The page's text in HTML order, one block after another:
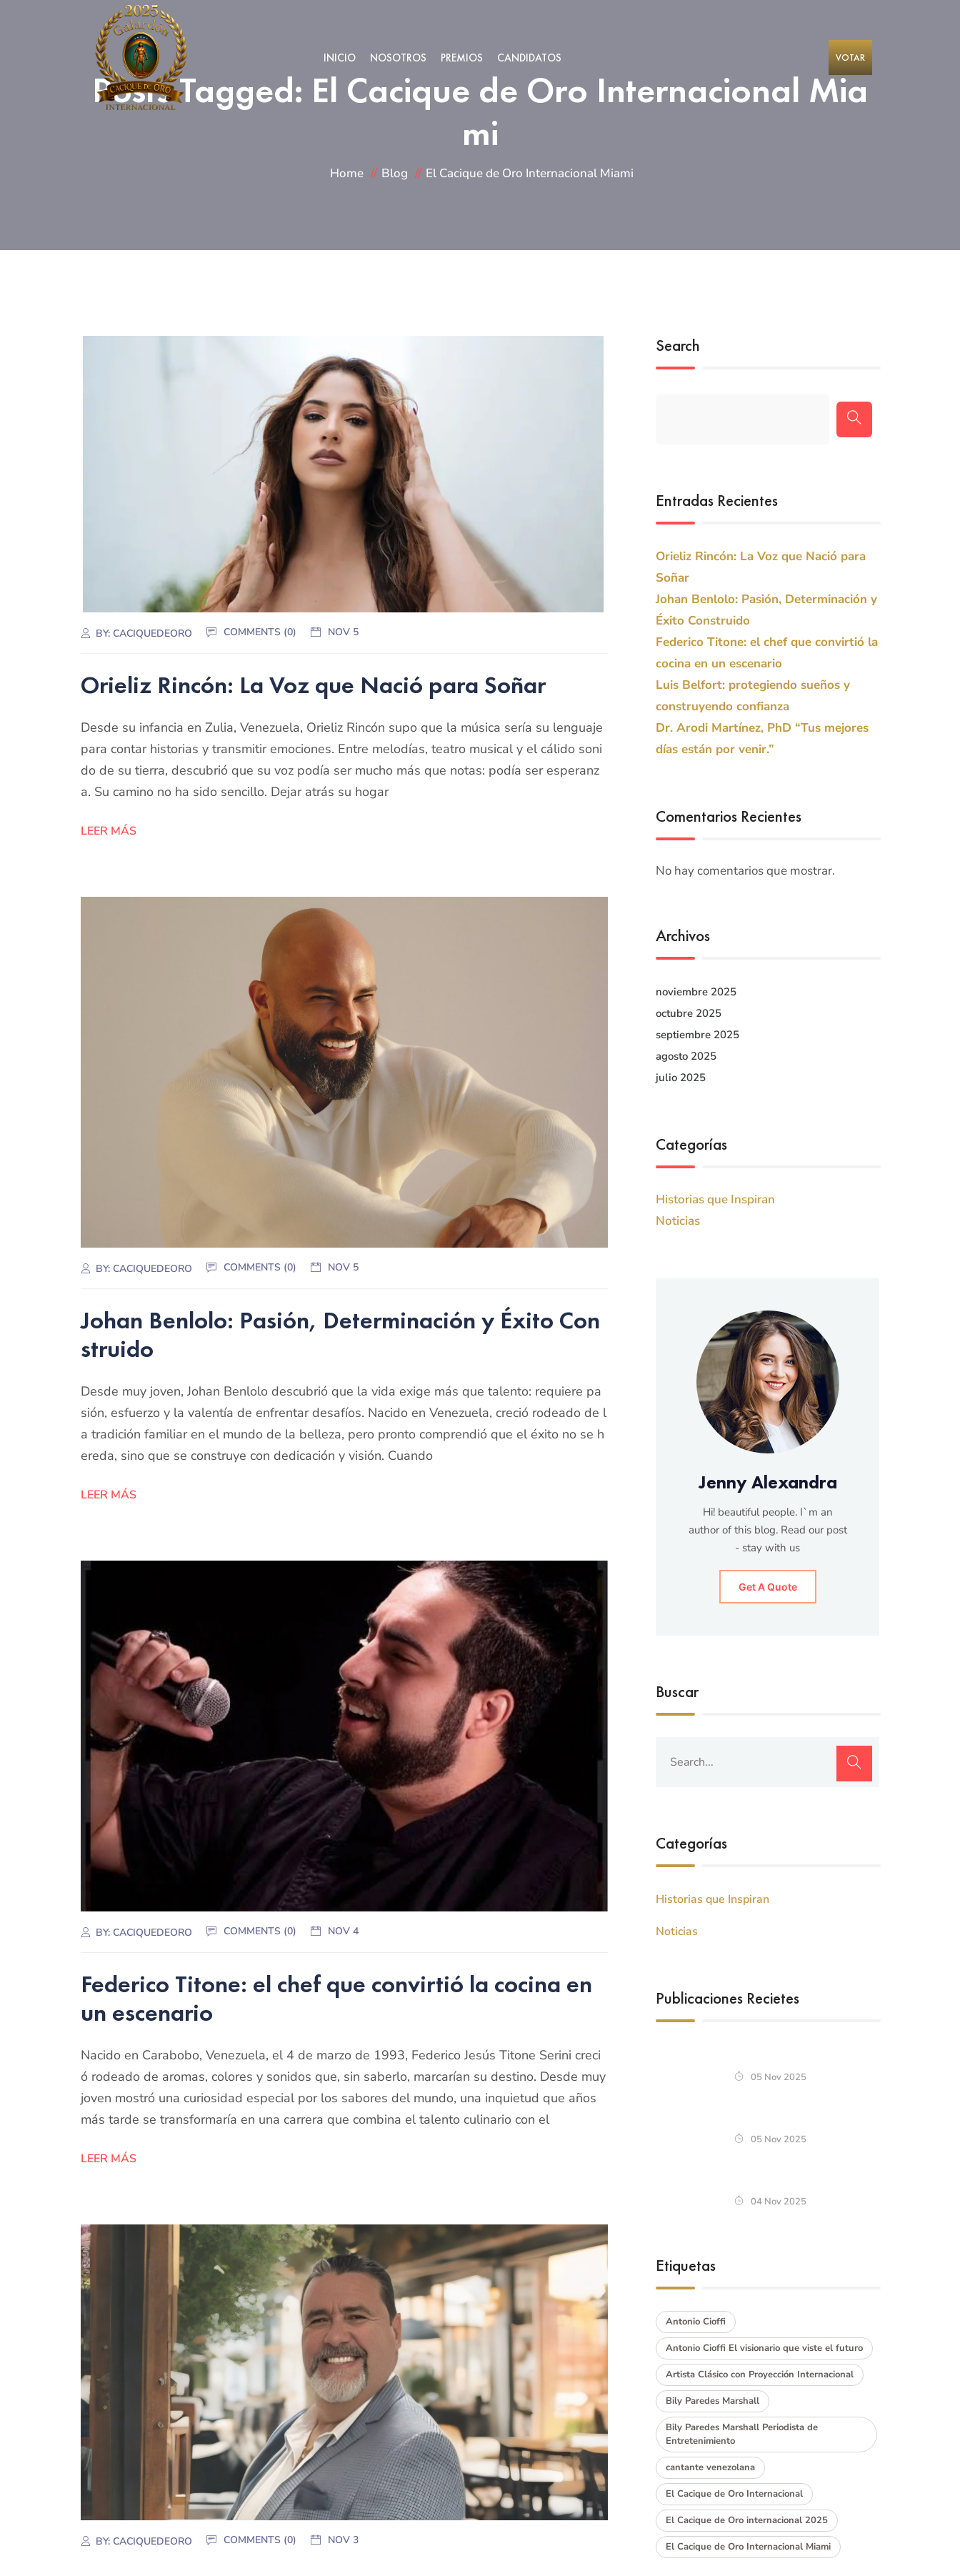
INICIO NOSOTROS PREMIOS CANDIDATOS VOTAR
Posts Tagged: El Cacique de Oro Internacional Mia
mi
Home Blog El Cacique de Oro Internacional Miami
BY: CACIQUEDEORO COMMENTS (0) NOV 5
Orieliz Rincón: La Voz que Nació para Soñar
Desde su infancia en Zulia, Venezuela, Orieliz Rincón supo que la música sería su lenguaje
para contar historias y transmitir emociones. Entre melodías, teatro musical y el cálido soni
do de su tierra, descubrió que su voz podía ser mucho más que notas: podía ser esperanz
a. Su camino no ha sido sencillo. Dejar atrás su hogar
LEER MÁS
BY: CACIQUEDEORO COMMENTS (0) NOV 5
Johan Benlolo: Pasión, Determinación y Éxito Con
struido
Desde muy joven, Johan Benlolo descubrió que la vida exige más que talento: requiere pa
sión, esfuerzo y la valentía de enfrentar desafíos. Nacido en Venezuela, creció rodeado de l
a tradición familiar en el mundo de la belleza, pero pronto comprendió que el éxito no se h
ereda, sino que se construye con dedicación y visión. Cuando
LEER MÁS
BY: CACIQUEDEORO COMMENTS (0) NOV 4
Federico Titone: el chef que convirtió la cocina en
un escenario
Nacido en Carabobo, Venezuela, el 4 de marzo de 1993, Federico Jesús Titone Serini creci
ó rodeado de aromas, colores y sonidos que, sin saberlo, marcarían su destino. Desde muy
joven mostró una curiosidad especial por los sabores del mundo, una inquietud que años
más tarde se transformaría en una carrera que combina el talento culinario con el
LEER MÁS
BY: CACIQUEDEORO COMMENTS (0) NOV 3
Search
Entradas Recientes
Orieliz Rincón: La Voz que Nació para
Soñar
Johan Benlolo: Pasión, Determinación y
Éxito Construido
Federico Titone: el chef que convirtió la
cocina en un escenario
Luis Belfort: protegiendo sueños y
construyendo confianza
Dr. Arodi Martínez, PhD “Tus mejores
días están por venir.”
Comentarios Recientes
No hay comentarios que mostrar.
Archivos
noviembre 2025
octubre 2025
septiembre 2025
agosto 2025
julio 2025
Categorías
Historias que Inspiran
Noticias
Jenny Alexandra
Hi! beautiful people. I`m an
author of this blog. Read our post
- stay with us
Get A Quote
Buscar
Categorías
Historias que Inspiran
Noticias
Publicaciones Recietes
05 Nov 2025
05 Nov 2025
04 Nov 2025
Etiquetas
Antonio Cioffi
Antonio Cioffi El visionario que viste el futuro
Artista Clásico con Proyección Internacional
Bily Paredes Marshall
Bily Paredes Marshall Periodista de
Entretenimiento
cantante venezolana
El Cacique de Oro Internacional
El Cacique de Oro internacional 2025
El Cacique de Oro Internacional Miami